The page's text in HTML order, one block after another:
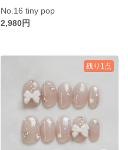
No.16 tiny pop
2,980円
残り1点